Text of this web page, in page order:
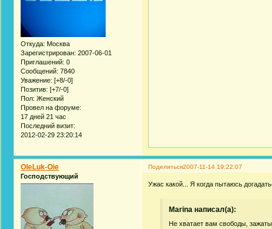
Откуда: Москва
Зарегистрирован: 2007-06-01
Приглашений: 0
Сообщений: 7840
Уважение: [+8/-0]
Позитив: [+7/-0]
Пол: Женский
Провел на форуме:
17 дней 21 час
Последний визит:
2012-02-29 23:20:14
Поделиться2007-11-14 19:22:07
OleLuk-Oie
Господствующий
Ужас какой... Я когда пытаюсь
Marina написал(а):
Не хватает вам свободы,